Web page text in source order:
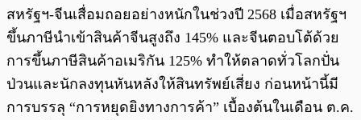
สหรัฐฯ-จีนเสื่อมถอยอย่างหนักในช่วงปี 2568 เมื่อสหรัฐฯ
ขึ้นภาษีนำเข้าสินค้าจีนสูงถึง 145% และจีนตอบโต้ด้วย
การขึ้นภาษีสินค้าอเมริกัน 125% ทำให้ตลาดทั่วโลกปั่น
ป่วนและนักลงทุนหันหลังให้สินทรัพย์เสี่ยง ก่อนหน้านี้มี
การบรรลุ “การหยุดยิงทางการค้า” เบื้องต้นในเดือน ต.ค.